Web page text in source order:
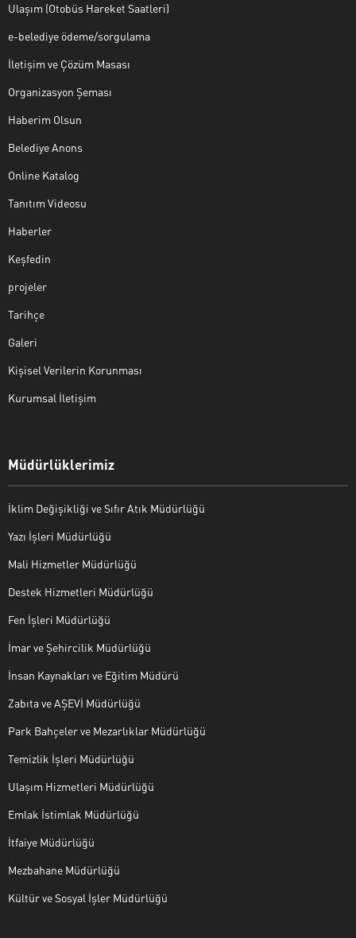
Ulaşım (Otobüs Hareket Saatleri)
e-belediye ödeme/sorgulama
İletişim ve Çözüm Masası
Organizasyon Şeması
Haberim Olsun
Belediye Anons
Online Katalog
Tanıtım Videosu
Haberler
Keşfedin
projeler
Tarihçe
Galeri
Kişisel Verilerin Korunması
Kurumsal İletişim
Müdürlüklerimiz
İklim Değişikliği ve Sıfır Atık Müdürlüğü
Yazı İşleri Müdürlüğü
Mali Hizmetler Müdürlüğü
Destek Hizmetleri Müdürlüğü
Fen İşleri Müdürlüğü
İmar ve Şehircilik Müdürlüğü
İnsan Kaynakları ve Eğitim Müdürü
Zabıta ve AŞEVİ Müdürlüğü
Park Bahçeler ve Mezarlıklar Müdürlüğü
Temizlik İşleri Müdürlüğü
Ulaşım Hizmetleri Müdürlüğü
Emlak İstimlak Müdürlüğü
İtfaiye Müdürlüğü
Mezbahane Müdürlüğü
Kültür ve Sosyal İşler Müdürlüğü